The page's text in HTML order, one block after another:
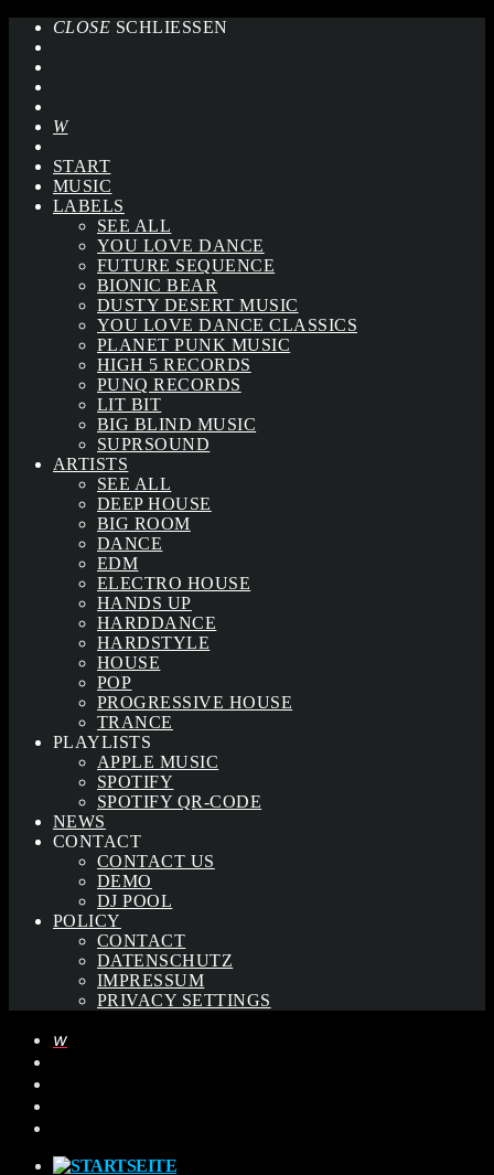
CLOSE SCHLIESSEN
START
MUSIC
LABELS
SEE ALL
YOU LOVE DANCE
FUTURE SEQUENCE
BIONIC BEAR
DUSTY DESERT MUSIC
YOU LOVE DANCE CLASSICS
PLANET PUNK MUSIC
HIGH 5 RECORDS
PUNQ RECORDS
LIT BIT
BIG BLIND MUSIC
SUPRSOUND
ARTISTS
SEE ALL
DEEP HOUSE
BIG ROOM
DANCE
EDM
ELECTRO HOUSE
HANDS UP
HARDDANCE
HARDSTYLE
HOUSE
POP
PROGRESSIVE HOUSE
TRANCE
PLAYLISTS
APPLE MUSIC
SPOTIFY
SPOTIFY QR-CODE
NEWS
CONTACT
CONTACT US
DEMO
DJ POOL
POLICY
CONTACT
DATENSCHUTZ
IMPRESSUM
PRIVACY SETTINGS